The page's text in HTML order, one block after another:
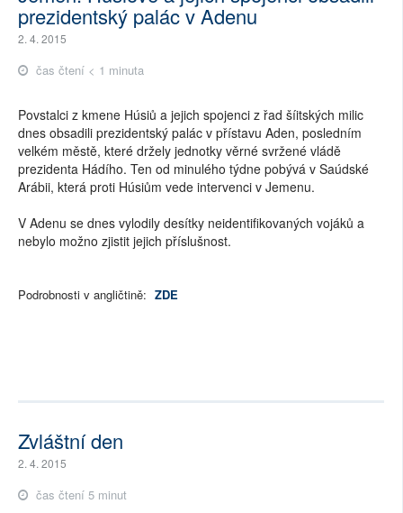
prezidentský palác v Adenu
2. 4. 2015
čas čtení < 1 minuta
Povstalci z kmene Húsiů a jejich spojenci z řad šíitských milic
dnes obsadili prezidentský palác v přístavu Aden, posledním
velkém městě, které držely jednotky věrné svržené vládě
prezidenta Hádího. Ten od minulého týdne pobývá v Saúdské
Arábii, která proti Húsiům vede intervenci v Jemenu.
V Adenu se dnes vylodily desítky neidentifikovaných vojáků a
nebylo možno zjistit jejich příslušnost.
Podrobnosti v angličtině: ZDE
Zvláštní den
2. 4. 2015
čas čtení 5 minut